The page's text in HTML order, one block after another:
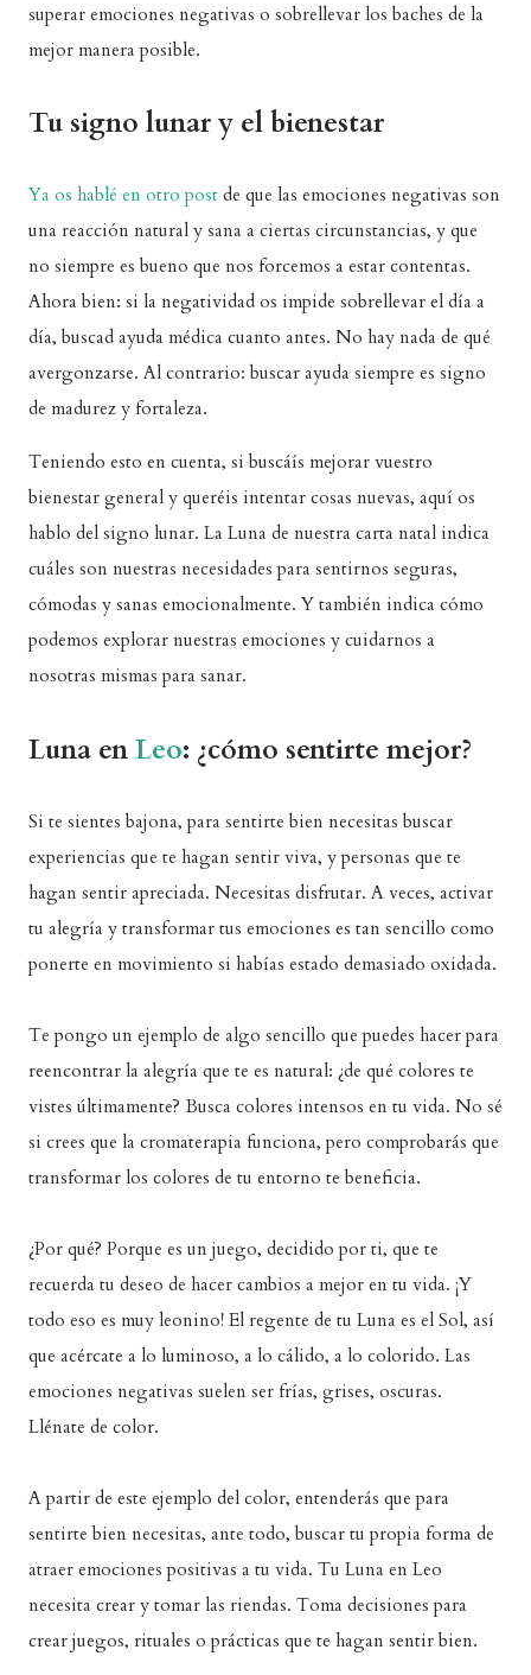
superar emociones negativas o sobrellevar los baches de la
mejor manera posible.
Tu signo lunar y el bienestar
Ya os hablé en otro postde que las emociones negativas son
una reacción natural y sana a ciertas circunstancias, y que
no siempre es bueno que nos forcemos a estar contentas.
Ahora bien: si la negatividad os impide sobrellevar el día a
día, buscad ayuda médica cuanto antes. No hay nada de qué
avergonzarse. Al contrario: buscar ayuda siempre es signo
de madurez y fortaleza.
Teniendo esto en cuenta, si buscáís mejorar vuestro
bienestar general y queréis intentar cosas nuevas, aquí os
hablo del signo lunar. La Luna de nuestra carta natal indica
cuáles son nuestras necesidades para sentirnos seguras,
cómodas y sanas emocionalmente. Y también indica cómo
podemos explorar nuestras emociones y cuidarnos a
nosotras mismas para sanar.
Luna enLeo: ¿cómo sentirte mejor?
Si te sientes bajona, para sentirte bien necesitas buscar
experiencias que te hagan sentir viva, y personas que te
hagan sentir apreciada. Necesitas disfrutar. A veces, activar
tu alegría y transformar tus emociones es tan sencillo como
ponerte en movimiento si habías estado demasiado oxidada.
Te pongo un ejemplo de algo sencillo que puedes hacer para
reencontrar la alegría que te es natural: ¿de qué colores te
vistes últimamente? Busca colores intensos en tu vida. No sé
si crees que la cromaterapia funciona, pero comprobarás que
transformar los colores de tu entorno te beneficia.
¿Por qué? Porque es un juego, decidido por ti, que te
recuerda tu deseo de hacer cambios a mejor en tu vida. ¡Y
todo eso es muy leonino! El regente de tu Luna es el Sol, así
que acércate a lo luminoso, a lo cálido, a lo colorido. Las
emociones negativas suelen ser frías, grises, oscuras.
Llénate de color.
A partir de este ejemplo del color, entenderás que para
sentirte bien necesitas, ante todo, buscar tu propia forma de
atraer emociones positivas a tu vida. Tu Luna en Leo
necesita crear y tomar las riendas. Toma decisiones para
crear juegos, rituales o prácticas que te hagan sentir bien.